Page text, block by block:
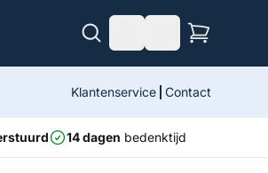
Klantenservice Contact
14 dagen bedenktijd